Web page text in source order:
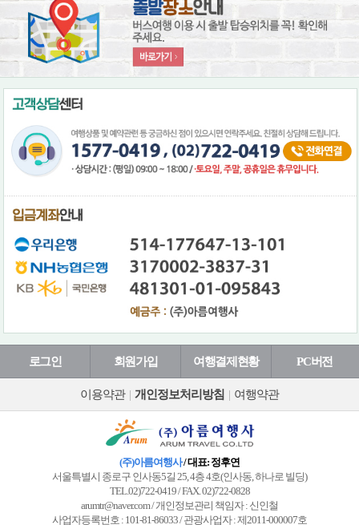
로그인 회원가입 여행결제현황 PC버전
이용약관 | 개인정보처리방침 | 여행약관
(주)아름여행사/ 대표: 정후연
서울특별시 종로구 인사동5길 25, 4층 4호(인사동, 하나로 빌딩)
TEL.02)722-0419 / FAX. 02)722-0828
arumtr@naver.com / 개인정보관리 책임자 : 신인철
사업자등록번호 : 101-81-86033 / 관광사업자 : 제2011-000007호